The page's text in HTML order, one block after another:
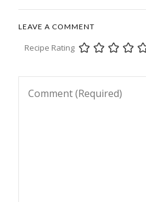
LEAVE A COMMENT
Recipe Rating